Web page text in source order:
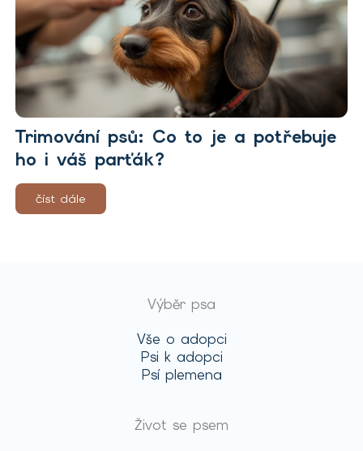
Trimování psů: Co to je a potřebuje
ho i váš parťák?
číst dále
Výběr psa
Vše o adopci
Psi k adopci
Psí plemena
Život se psem